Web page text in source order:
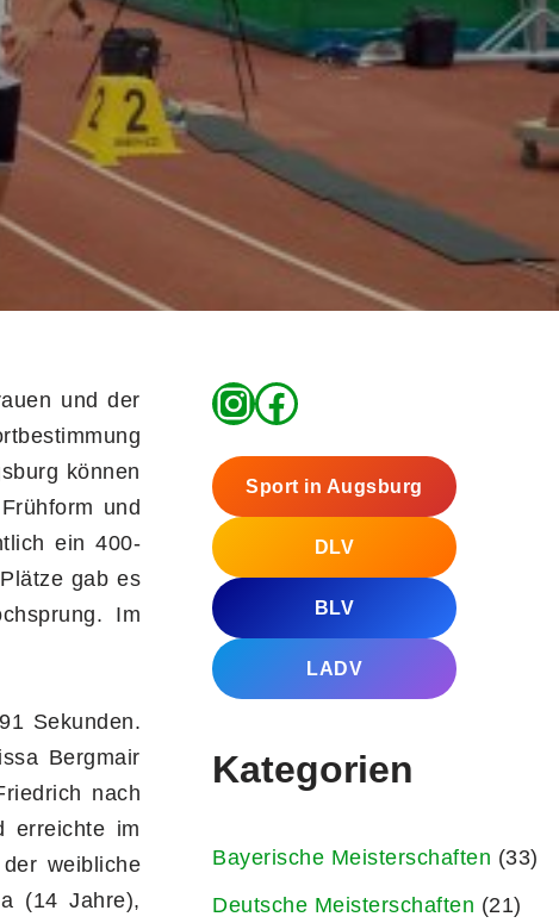
und der
können
und
ein 400-
gab es
Im
Sekunden.
Bergmair
nach
erreichte im
weibliche
(14 Jahre),
Sport in Augsburg
DLV
BLV
LADV
Kategorien
Bayerische Meisterschaften (33)
Deutsche Meisterschaften (21)